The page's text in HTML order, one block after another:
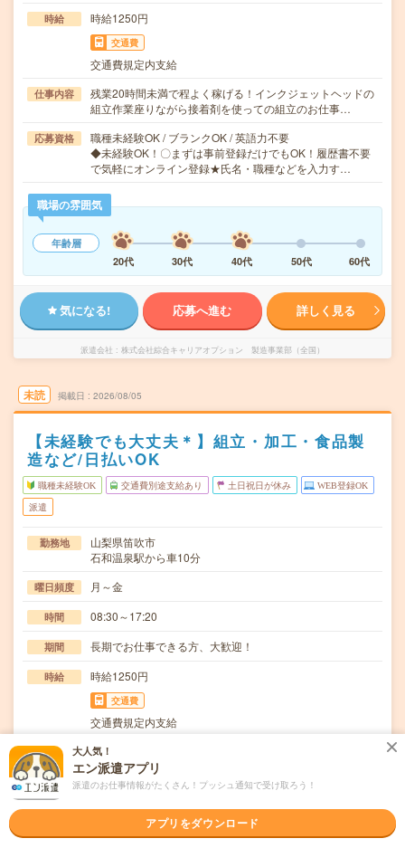
時給 時給1250円
交通費
交通費規定内支給
仕事内容
残業20時間未満で程よく稼げる！インクジェットヘッドの
組立作業座りながら接着剤を使っての組立のお仕事…
応募資格
職種未経験OK / ブランクOK / 英語力不要
◆未経験OK！〇まずは事前登録だけでもOK！履歴書不要
で気軽にオンライン登録★氏名・職種などを入力す…
職場の雰囲気
年齢層
20代
30代 40代 50代 60代
気になる! 応募へ進む 詳しく見る
派遣会社 株式会社綜合キャリアオプション 製造事業部（全国）
未読 掲載日 2026/08/05
【未経験でも大丈夫＊】組立・加工・食品製
造など/日払いOK
職種未経験OK 交通費別途支給あり 土日祝日が休み WEB登録OK
派遣
勤務地
山梨県笛吹市
石和温泉駅から車10分
曜日頻度 月～金
時間 08:30～17:20
期間 長期でお仕事できる方、大歓迎！
時給 時給1250円
交通費
交通費規定内支給
仕事内容
残業20時間未満で程よく稼げる！顧客ラベルを出し出荷状
態までの梱包作業その他付随する業務外梱包一般環…
応募資格
職種未経験OK / ブランクOK / 英語力不要
◆未経験OK！〇まずは事前登録だけでもOK！履歴書不要
で気軽にオンライン登録★氏名・職種などを入力す…
大人気！
エン派遣アプリ
派遣のお仕事情報がたくさん！プッシュ通知で受け取ろう！
アプリをダウンロード